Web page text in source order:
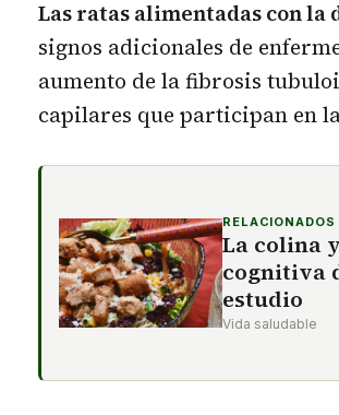
Las ratas alimentadas con la
signos adicionales de
aumento de la fibrosis
capilares que participan en
RELACIONADOS
La colina
cognitiva
estudio
Vida saludable